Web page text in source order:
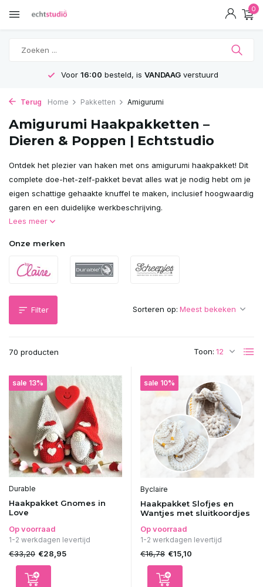
0
GRATISVerzending vanaf 75€
Terug Home Pakketten Amigurumi
Amigurumi Haakpakketten –
Dieren & Poppen | Echtstudio
Ontdek het plezier van haken met ons amigurumi haakpakket! Dit
complete doe-het-zelf-pakket bevat alles wat je nodig hebt om je
eigen schattige gehaakte knuffel te maken, inclusief hoogwaardig
garen en een duidelijke werkbeschrijving.
Lees meer
Onze merken
Filter
70 producten Toon:
Sorteren op:
sale 13%
Durable
Haakpakket Gnomes in
Love
Op voorraad
1-2 werkdagen levertijd
€33,20 €28,95
sale 10%
Byclaire
Haakpakket Slofjes en
Wantjes met sluitkoordjes
Op voorraad
1-2 werkdagen levertijd
€16,78 €15,10